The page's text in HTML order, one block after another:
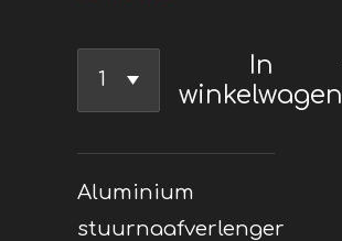
In
winkelwagen
Aluminium
stuurnaafverlenger